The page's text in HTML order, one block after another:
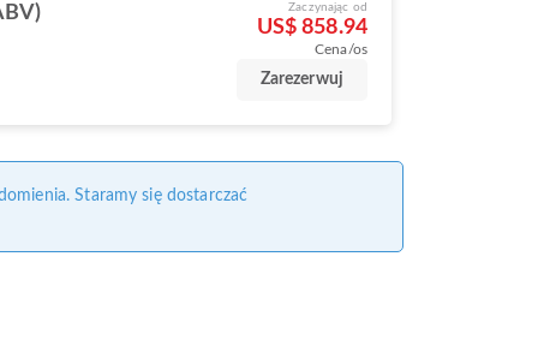
Zaczynając od
US$ 858.94
Cena/os
Zarezerwuj
Staramy się dostarczać